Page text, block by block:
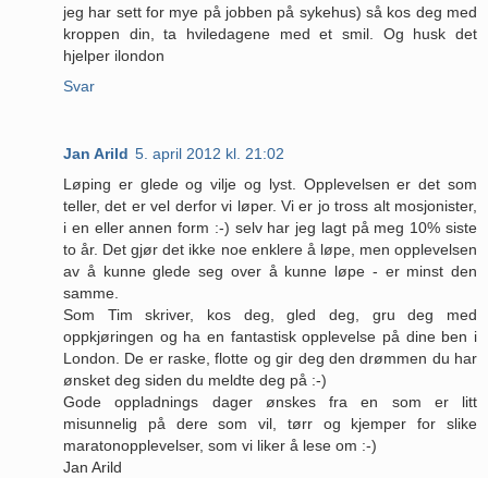
jeg har sett for mye på jobben på sykehus) så kos deg med
kroppen din, ta hviledagene med et smil. Og husk det
hjelper ilondon
Svar
Jan Arild 5. april 2012 kl. 21:02
Løping er glede og vilje og lyst. Opplevelsen er det som
teller, det er vel derfor vi løper. Vi er jo tross alt mosjonister,
i en eller annen form :-) selv har jeg lagt på meg 10% siste
to år. Det gjør det ikke noe enklere å løpe, men opplevelsen
av å kunne glede seg over å kunne løpe - er minst den
samme.
Som Tim skriver, kos deg, gled deg, gru deg med
oppkjøringen og ha en fantastisk opplevelse på dine ben i
London. De er raske, flotte og gir deg den drømmen du har
ønsket deg siden du meldte deg på :-)
Gode oppladnings dager ønskes fra en som er litt
misunnelig på dere som vil, tørr og kjemper for slike
maratonopplevelser, som vi liker å lese om :-)
Jan Arild